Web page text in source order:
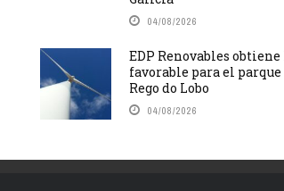
04/08/2026
EDP Renovables
favorable para el
Rego do Lobo
04/08/2026